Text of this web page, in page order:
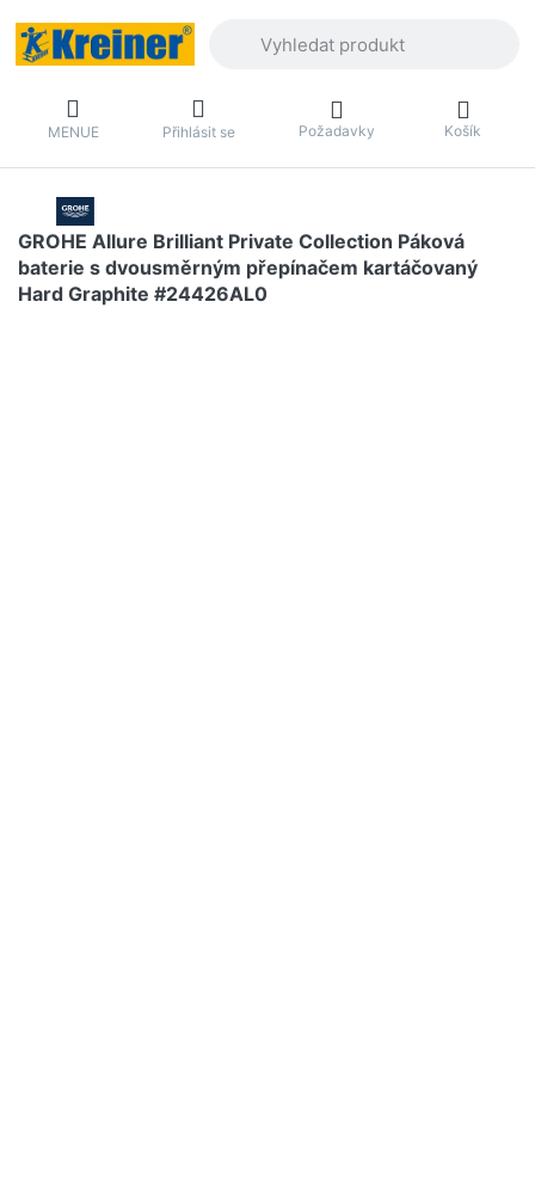
MENUE Přihlásit se Požadavky Košík
GROHE Allure Brilliant Private Collection Páková
baterie s dvousměrným přepínačem kartáčovaný
Hard Graphite #24426AL0